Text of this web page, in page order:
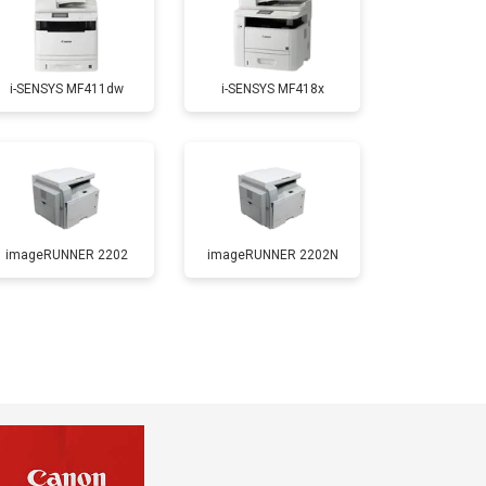
1800 ₽ Заказать
2300 ₽ Заказать
2600 ₽ Заказать
i-SENSYS MF411dw i-SENSYS MF418x
imageRUNNER 2202 imageRUNNER 2202N